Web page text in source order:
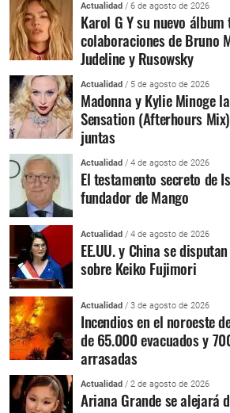
Actualidad / 6 de agosto de 2026
Karol G Y su nuevo álbum
colaboraciones de Bruno
Judeline y Rusowsky
Actualidad / 5 de agosto de 2026
Madonna y Kylie Minoge
Sensation (Afterhours
juntas
Actualidad / 4 de agosto de 2026
El testamento secreto de
fundador de Mango
Actualidad / 4 de agosto de 2026
EE.UU. y China se
sobre Keiko Fujimori
Actualidad / 3 de agosto de 2026
Incendios en el noroeste
de 65.000 evacuados y
arrasadas
Actualidad / 2 de agosto de 2026
Ariana Grande se alejará